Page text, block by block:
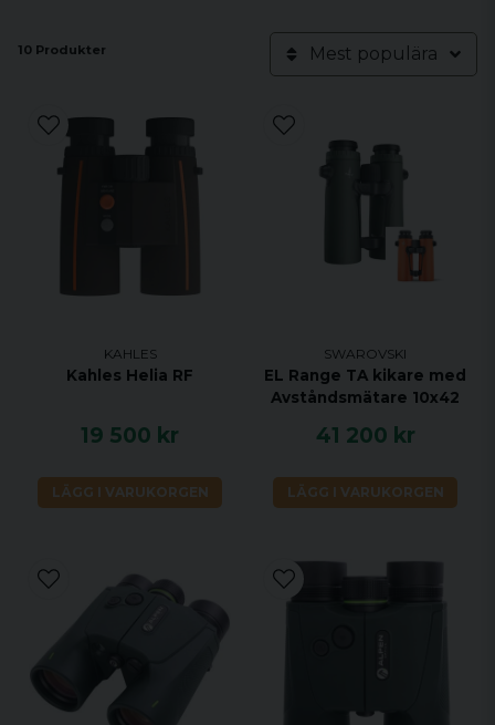
10 Produkter Mest populära
KAHLES
Kahles Helia RF
19 500 kr
LÄGG I VARUKORGEN
SWAROVSKI
EL Range TA kikare med
Avståndsmätare 10x42
41 200 kr
LÄGG I VARUKORGEN